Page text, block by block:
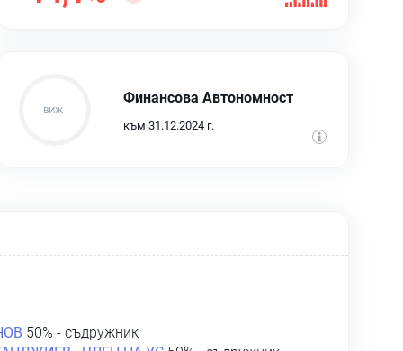
Финансова Автономност
към 31.12.2024 г.
50% - съдружник